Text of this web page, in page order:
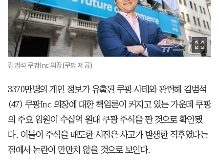
김범석 쿠팡Inc 의장(쿠팡 제공)
3370만명의 개인 정보가 유출된 쿠팡 사태와 관련해 김범석
(47) 쿠팡Inc 의장에 대한 책임론이 커지고 있는 가운데 쿠팡
의 주요 임원이 수십억 원대 쿠팡 주식을 판 것으로 확인됐
다. 이들이 주식을 매도한 시점은 사고가 발생한 직후였다는
점에서 논란이 만만치 않을 것으로 보인다.